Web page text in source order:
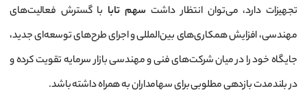
تجهیزات دارد، می‌توان انتظار داشت سهم تابا با گسترش فعالیت‌های
مهندسی، افزایش همکاری‌های بین‌المللی و اجرای طرح‌های توسعه‌ای جدید،
جایگاه خود را در میان شرکت‌های فنی و مهندسی بازار سرمایه تقویت کرده و
در بلندمدت بازدهی مطلوبی برای سهامداران به همراه داشته باشد.